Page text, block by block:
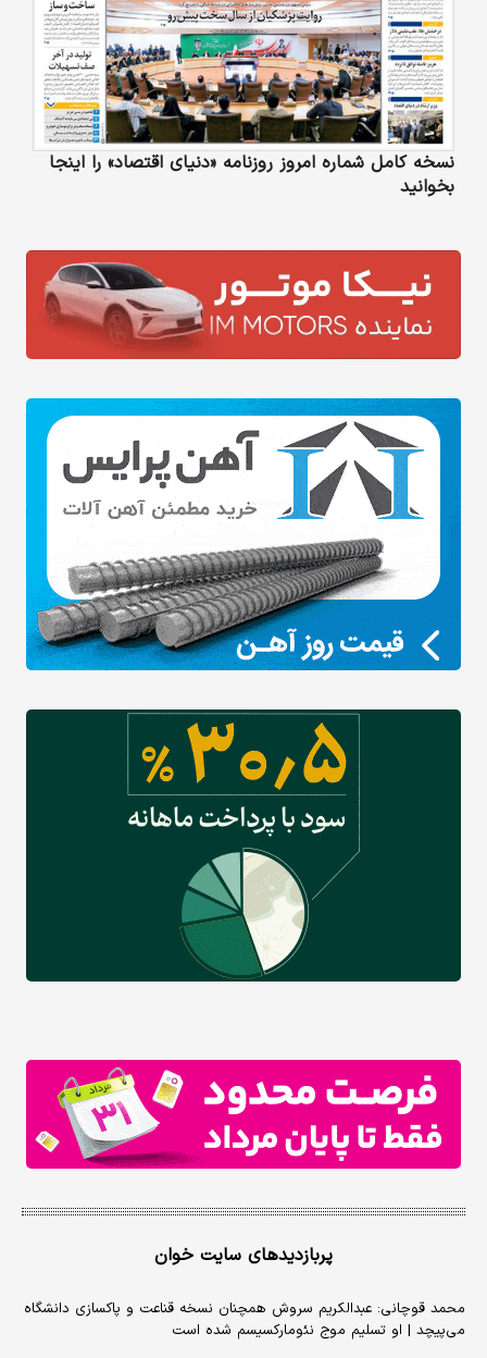
نسخه کامل شماره امروز روزنامه «دنیای‌ اقتصاد» را اینجا
بخوانید
پربازدیدهای سایت خوان
محمد قوچانی: عبدالکریم سروش همچنان نسخه قناعت و پاکسازی دانشگاه
می‌پیچد | او تسلیم موج نئومارکسیسم شده است